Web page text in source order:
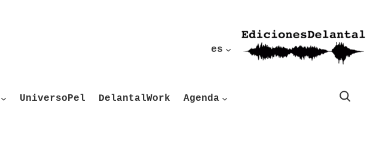
es
UniversoPel DelantalWork Agenda
Buscar